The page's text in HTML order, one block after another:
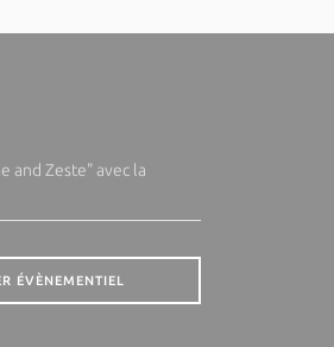
and Zeste" avec la
ÉVÈNEMENTIEL